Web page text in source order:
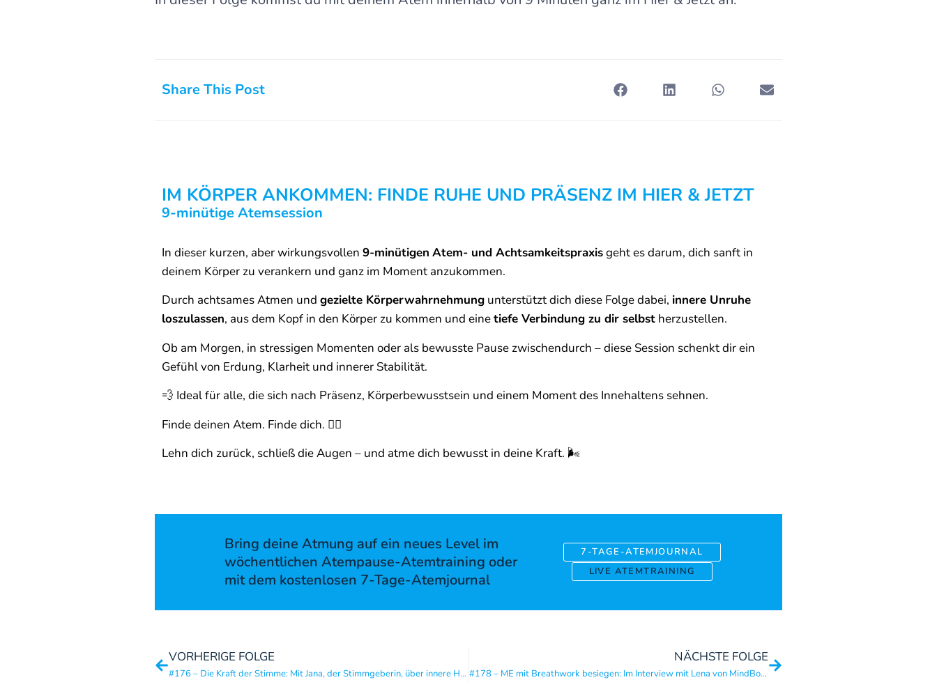
Share This Post
IM KÖRPER ANKOMMEN: FINDE RUHE UND PRÄSENZ IM HIER & JETZT
9-minütige Atemsession
In dieser kurzen, aber wirkungsvollen 9-minütigen Atem- und Achtsamkeitspraxisgeht es darum, dich sanft in
deinem Körper zu verankern und ganz im Moment anzukommen.
Durch achtsames Atmen und gezielte Körperwahrnehmung unterstützt dich diese Folge dabei, innere Unruhe
loszulassen, aus dem Kopf in den Körper zu kommen und einetiefe Verbindung zu dir selbst herzustellen.
Ob am Morgen, in stressigen Momenten oder als bewusste Pause zwischendurch – diese Session schenkt dir ein
Gefühl von Erdung, Klarheit und innerer Stabilität.
💨 Ideal für alle, die sich nach Präsenz, Körperbewusstsein und einem Moment des Innehaltens sehnen.
Finde deinen Atem. Finde dich. 🧘‍♂️
Lehn dich zurück, schließ die Augen – und atme dich bewusst in deine Kraft. 🌬️
Bring deine Atmung auf ein neues Level im
wöchentlichen Atempause-Atemtraining oder
mit dem kostenlosen 7-Tage-Atemjournal
7-TAGE-ATEMJOURNAL
LIVE ATEMTRAINING
VORHERIGE FOLGE
#176 – Die Kraft der Stimme: Mit Jana, der Stimmgeberin, über innere Haltung und authentische Kommunikation
NÄCHSTE FOLGE
#178 – ME mit Breathwork besiegen: Im Interview mit Lena von MindBodySync